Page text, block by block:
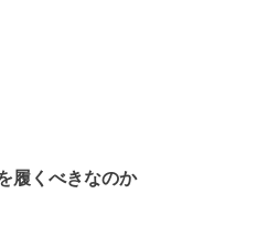
履くべきなのか